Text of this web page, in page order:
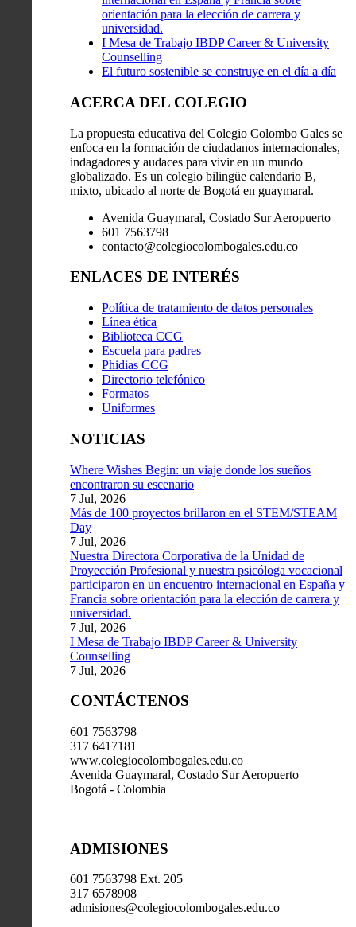
orientación para la elección de carrera y
universidad.
I Mesa de Trabajo IBDP Career & University
Counselling
El futuro sostenible se construye en el día a día
ACERCA DEL COLEGIO
La propuesta educativa del Colegio Colombo Gales se
enfoca en la formación de ciudadanos internacionales,
indagadores y audaces para vivir en un mundo
globalizado. Es un colegio bilingüe calendario B,
mixto, ubicado al norte de Bogotá en guaymaral.
Avenida Guaymaral, Costado Sur Aeropuerto
601 7563798
contacto@colegiocolombogales.edu.co
ENLACES DE INTERÉS
Política de tratamiento de datos personales
Línea ética
Biblioteca CCG
Escuela para padres
Phidias CCG
Directorio telefónico
Formatos
Uniformes
NOTICIAS
Where Wishes Begin: un viaje donde los sueños
encontraron su escenario
7 Jul, 2026
Más de 100 proyectos brillaron en el STEM/STEAM
Day
7 Jul, 2026
Nuestra Directora Corporativa de la Unidad de
Proyección Profesional y nuestra psicóloga vocacional
participaron en un encuentro internacional en España y
Francia sobre orientación para la elección de carrera y
universidad.
7 Jul, 2026
I Mesa de Trabajo IBDP Career & University
Counselling
7 Jul, 2026
CONTÁCTENOS
601 7563798
317 6417181
www.colegiocolombogales.edu.co
Avenida Guaymaral, Costado Sur Aeropuerto
Bogotá - Colombia
ADMISIONES
601 7563798 Ext. 205
317 6578908
admisiones@colegiocolombogales.edu.co